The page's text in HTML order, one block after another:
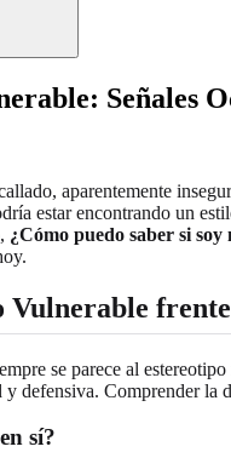
Señales
aparentemente
estar encontrando un
¿Cómo puedo saber si soy
Vulnerable
se parece al
defensiva. Comprender
sí?